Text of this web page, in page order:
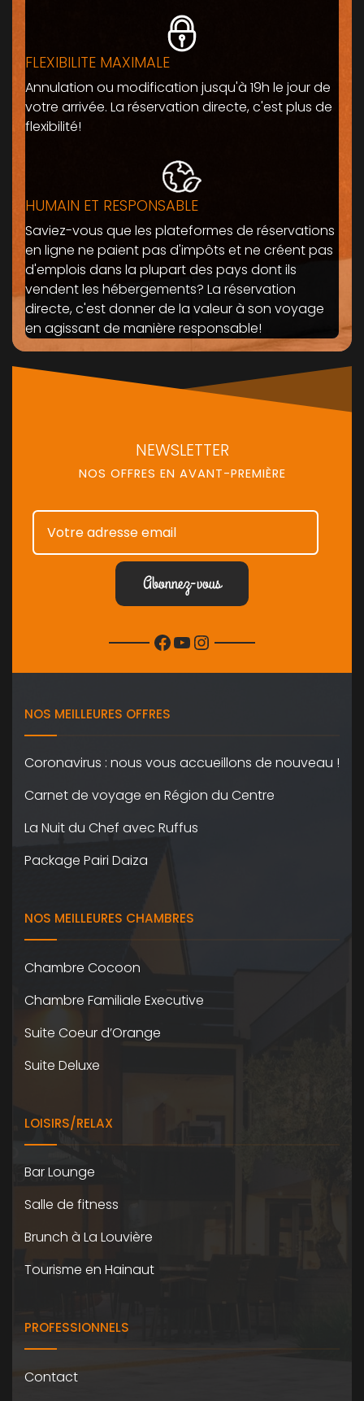
FLEXIBILITE MAXIMALE
Annulation ou modification jusqu'à 19h le jour de
votre arrivée. La réservation directe, c'est plus de
flexibilité!
HUMAIN ET RESPONSABLE
Saviez-vous que les plateformes de réservations
en ligne ne paient pas d'impôts et ne créent pas
d'emplois dans la plupart des pays dont ils
vendent les hébergements? La réservation
directe, c'est donner de la valeur à son voyage
en agissant de manière responsable!
NEWSLETTER
NOS OFFRES EN AVANT-PREMIÈRE
Facebook
YouTube
Instagram
NOS MEILLEURES OFFRES
Coronavirus : nous vous accueillons de nouveau !
Carnet de voyage en Région du Centre
La Nuit du Chef avec Ruffus
Package Pairi Daiza
NOS MEILLEURES CHAMBRES
Chambre Cocoon
Chambre Familiale Executive
Suite Coeur d’Orange
Suite Deluxe
LOISIRS/RELAX
Bar Lounge
Salle de fitness
Brunch à La Louvière
Tourisme en Hainaut
PROFESSIONNELS
Contact